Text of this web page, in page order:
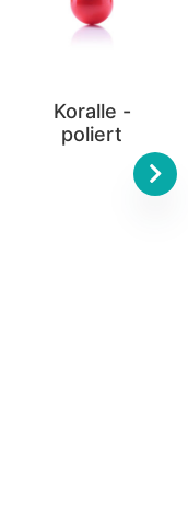
Koralle -
poliert